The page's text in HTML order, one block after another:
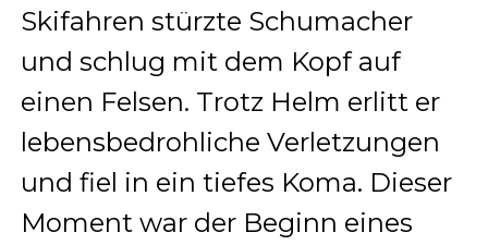
Skifahren stürzte Schumacher
und schlug mit dem Kopf auf
einen Felsen. Trotz Helm erlitt er
lebensbedrohliche Verletzungen
und fiel in ein tiefes Koma. Dieser
Moment war der Beginn eines